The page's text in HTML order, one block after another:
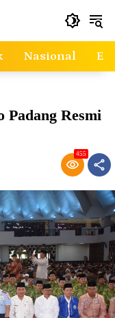
Nasional
Padang Resmi
455